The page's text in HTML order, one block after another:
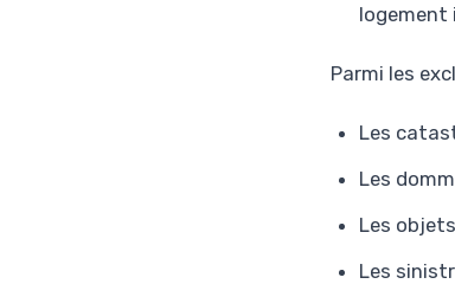
logement
Parmi les
Les
Les
Les
Les